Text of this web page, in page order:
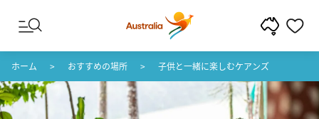
コンテンツへスキップ
フッターナビゲーションへスキップ
ホーム おすすめの場所 子供と一緒に楽しむケアンズ